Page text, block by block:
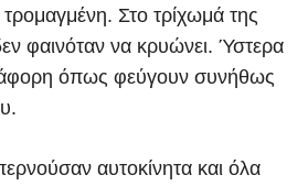
τρομαγμένη. Στο τρίχωμά της
φαινόταν να κρυώνει. Ύστερα
όπως φεύγουν συνήθως
αυτοκίνητα και όλα